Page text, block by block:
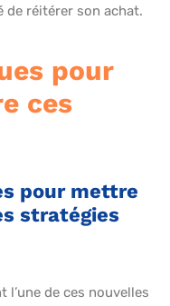
réitérer son achat.
pour
ces
pour mettre
stratégies
de ces nouvelles